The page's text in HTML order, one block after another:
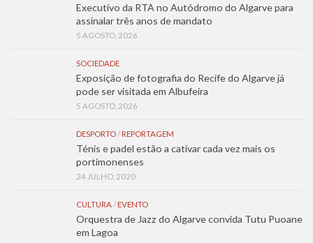
Executivo da RTA no Autódromo do Algarve para
assinalar três anos de mandato
5 AGOSTO, 2026
SOCIEDADE
Exposição de fotografia do Recife do Algarve já
pode ser visitada em Albufeira
5 AGOSTO, 2026
DESPORTO/ REPORTAGEM
Ténis e padel estão a cativar cada vez mais os
portimonenses
24 JULHO, 2020
CULTURA/ EVENTO
Orquestra de Jazz do Algarve convida Tutu Puoane
em Lagoa